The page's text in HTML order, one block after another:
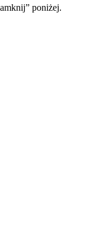
poniżej.